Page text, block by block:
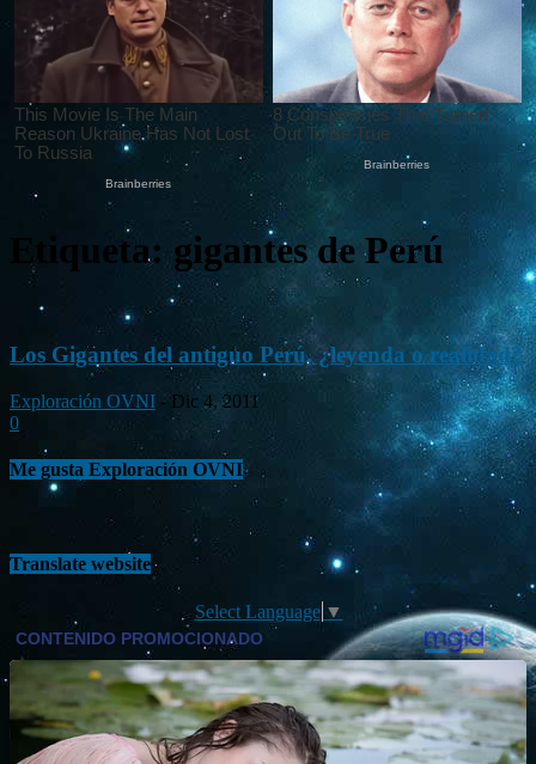
Etiqueta: gigantes de Perú
Los Gigantes del antiguo Perú, ¿leyenda o realidad?
Exploración OVNI - Dic 4, 2011
0
Me gusta Exploración OVNI
Translate website
Select Language ▼